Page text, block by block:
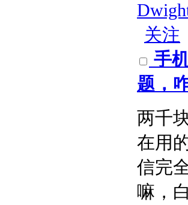
关注
手
题，
两千
在用
信完
嘛，